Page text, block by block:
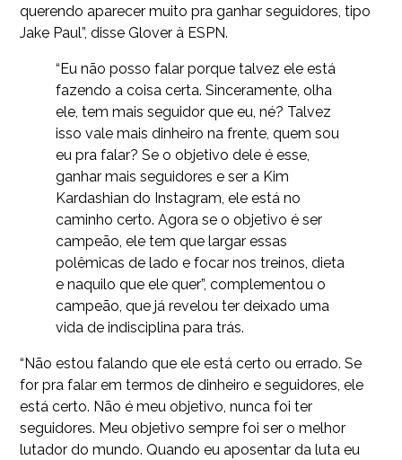
querendo aparecer muito pra ganhar seguidores, tipo
Jake Paul”, disse Glover à ESPN.
“Eu não posso falar porque talvez ele está
fazendo a coisa certa. Sinceramente, olha
ele, tem mais seguidor que eu, né? Talvez
isso vale mais dinheiro na frente, quem sou
eu pra falar? Se o objetivo dele é esse,
ganhar mais seguidores e ser a Kim
Kardashian do Instagram, ele está no
caminho certo. Agora se o objetivo é ser
campeão, ele tem que largar essas
polêmicas de lado e focar nos treinos, dieta
e naquilo que ele quer”, complementou o
campeão, que já revelou ter deixado uma
vida de indisciplina para trás.
“Não estou falando que ele está certo ou errado. Se
for pra falar em termos de dinheiro e seguidores, ele
está certo. Não é meu objetivo, nunca foi ter
seguidores. Meu objetivo sempre foi ser o melhor
lutador do mundo. Quando eu aposentar da luta eu